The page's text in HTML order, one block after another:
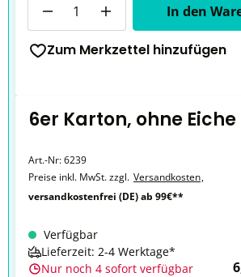
In den
Zum Merkzettel hinzufügen
6er Karton, ohne Eiche
Art.-Nr:6239
Preise inkl. MwSt. zzgl. Versandkosten,
versandkostenfrei (DE) ab 99€**
Verfügbar
Lieferzeit: 2-4 Werktage*
Nur noch 4 sofort verfügbar